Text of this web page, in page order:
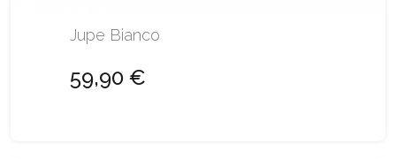
Jupe Bianco
59,90 €